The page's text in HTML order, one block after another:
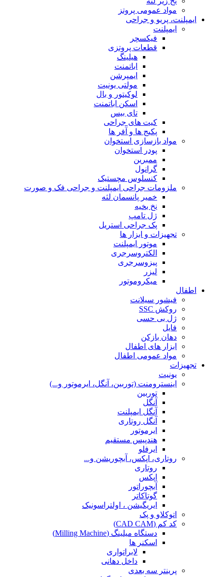
مواد عمومی پروتز
ایمپلنت، پریو و جراحی
ایمپلنت
فیکسچر
قطعات پروتزی
هیلینگ
اباتمنت
ایمپرشن
مولتی یونیت
لوکیتور و بال
اسکن اباتمنت
تای بیس
کیت های جراحی
پکیج ها و آفر ها
مواد بازسازی استخوان
پودر استخوان
ممبرین
گرانول
کنسلوس مچستیک
ملزومات جراحی ایمپلنت و جراحی فک و صورت
خمیر پانسمان لثه
نخ بخیه
ژل تامپ
پک جراحی استریل
تجهیزات و ابزار ها
موتور ایمپلنت
الکتروسرجری
پیزوسرجری
لیزر
میکروموتور
اطفال
فیشور سیلانت
روکش SSC
ژل بی حسی
فایل
دهان بازکن
ابزار های اطفال
مواد عمومی اطفال
تجهیزات
یونیت
اینسترومنت (توربین، آنگل، ایرموتور و...)
توربین
آنگل
آنگل ایمپلنت
آنگل روتاری
ایرموتور
هندپیس مستقیم
ایرفلو
روتاری، اپکس، آبچوریشن و...
روتاری
اپکس
آبچوراتور
گوتاکاتر
ایریگیشن ، اولتراسونیک
اتوکلاو و پک
کد کم (CAD CAM)
دستگاه میلینگ (Milling Machine)
اسکنر ها
لابراتواری
داخل دهانی
پرینتر سه بعدی